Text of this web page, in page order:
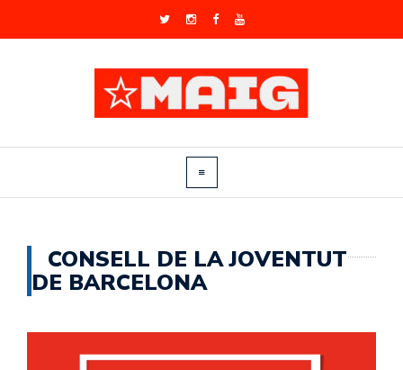
CONSELL DE LA JOVENTUT
DE BARCELONA